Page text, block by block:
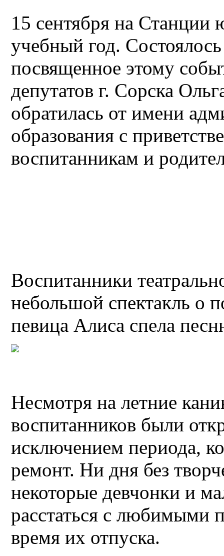
15 сентября на Станции
учебный год.
посвященное этому
депутатов г. Сорска
обратилась от имени
образования с
воспитанникам и
Воспитанники
небольшой спектакль о
певица Алиса спела
Несмотря на летние
воспитанников были
исключением периода,
ремонт. Ни дня без
некоторые девчонки и
расстаться с любимыми
время их отпуска.